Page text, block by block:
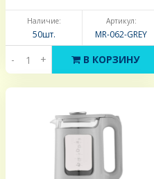
Наличие:
50шт.
Артикул:
MR-062-GREY
- + В КОРЗИНУ